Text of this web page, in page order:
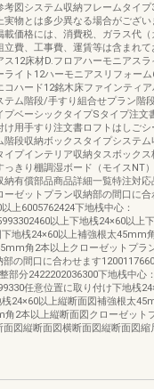
考図システム収納フレームタイプ
実物とは多少異なる場合がござい
載価格には、消費税、ガラス代（
立費、工事費、運賃等は含まれて
ス12床材D.フロアハーモニアスラ
ライト12ハーモニアスリフォー
コハード12銘木床ファインティ
テム階段/手すり組合せプラン階
プベーシックタイプSタイプ注文
け用手すり注文書ロフトはしごシ
階段収納ボックスタイプシステム
イプインテリア収納タスボックス
っきり棚調湿ボード（モイスNT
納有償部品商品詳細一覧特注対応
ーゼットプラン収納部の間口に合
上6005762424下地桟中心：
以上下地桟24×60以上
地桟24×60以上補強根太45mm
角2本以上クローゼットプ
部の間口に合わせます
部分2422202036300下地桟中心
任意位置に取り付け下地桟
24×60以上縦断面図補強根太
角2本以上縦断面図クローゼッ
面図縦断面図横断面図縦断面図縮